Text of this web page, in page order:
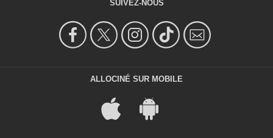
SUIVEZ-NOUS
ALLOCINÉ SUR MOBILE